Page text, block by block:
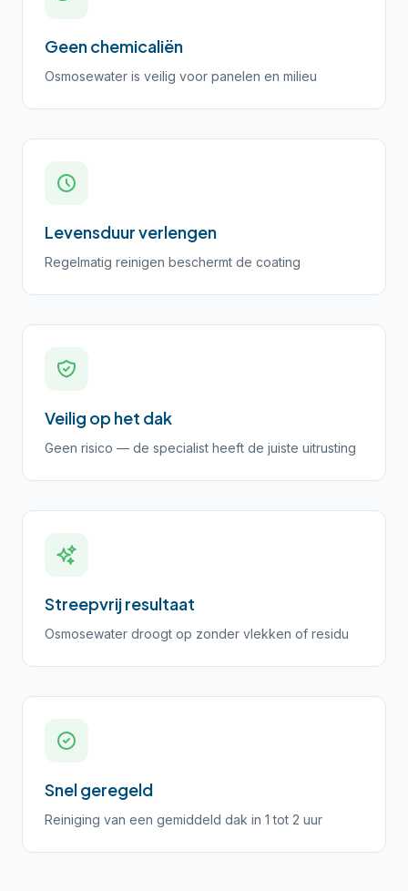
Geen chemicaliën
Osmosewater is veilig voor panelen en milieu
Levensduur verlengen
Regelmatig reinigen beschermt de coating
Veilig op het dak
Geen risico — de specialist heeft de juiste uitrusting
Streepvrij resultaat
Osmosewater droogt op zonder vlekken of residu
Snel geregeld
Reiniging van een gemiddeld dak in 1 tot 2 uur